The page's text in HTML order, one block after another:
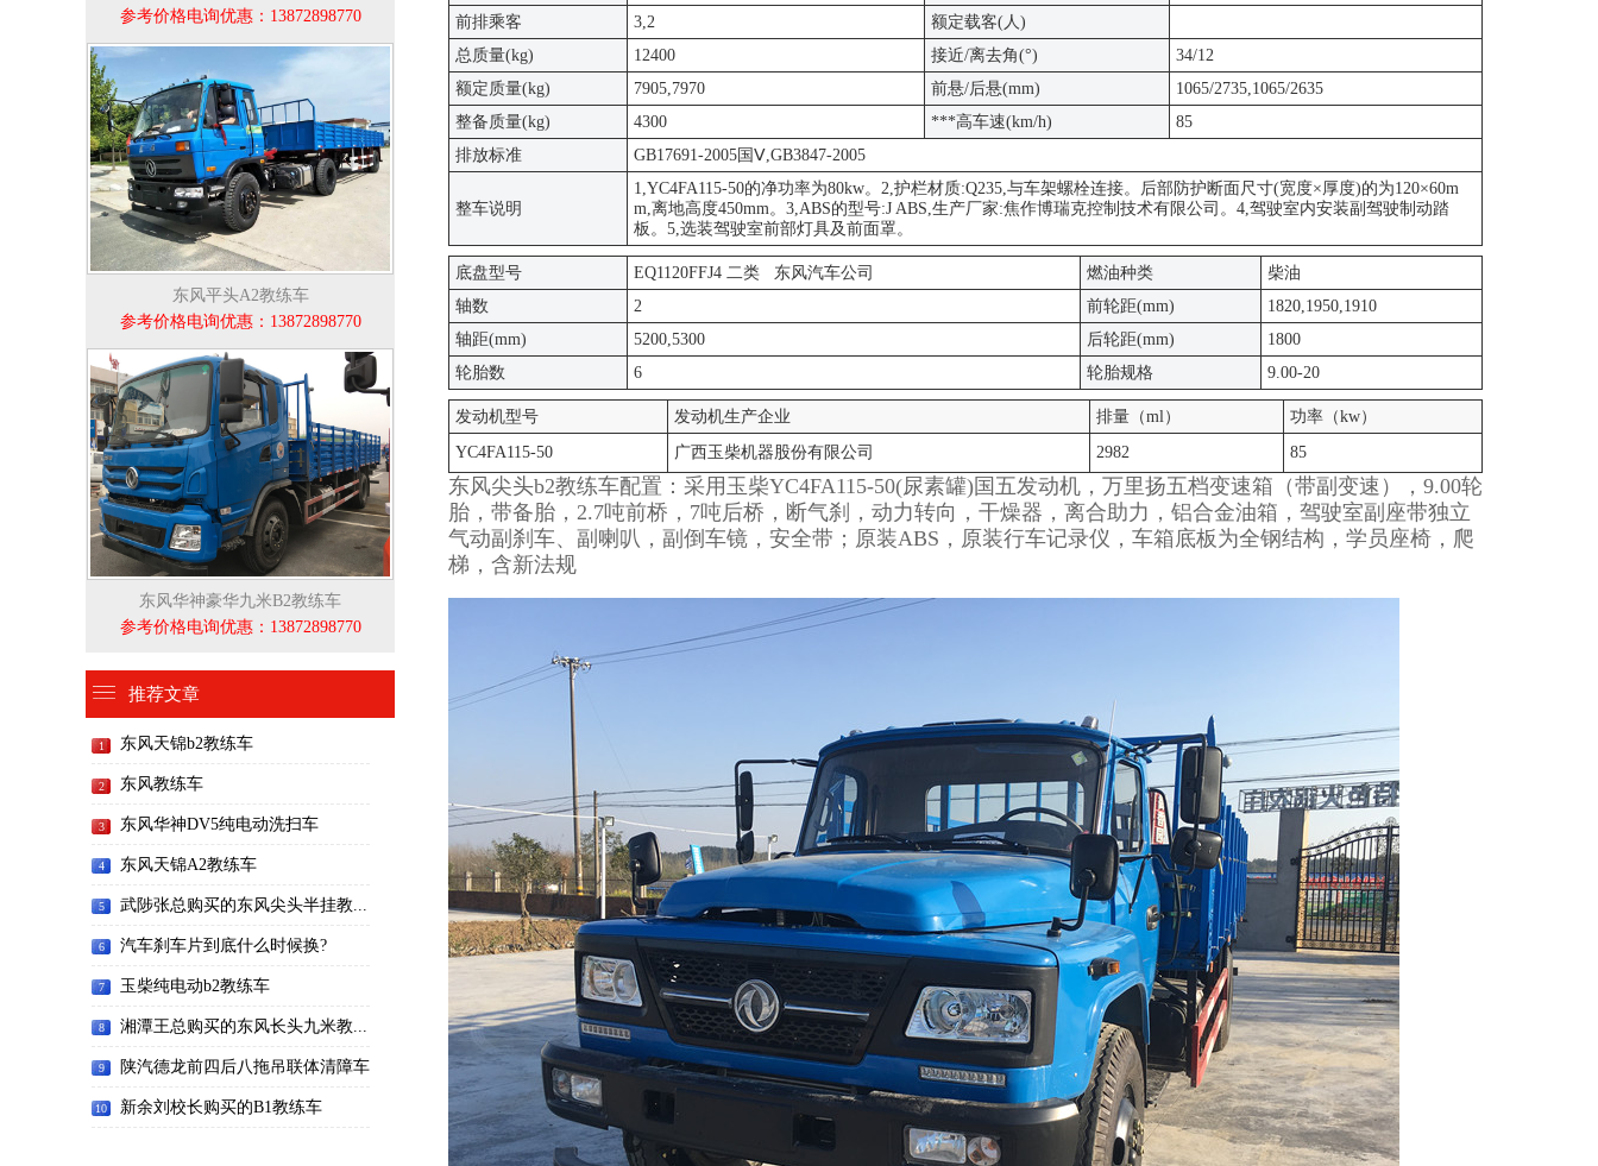
参考价格电询优惠：13872898770
东风平头A2教练车
参考价格电询优惠：13872898770
东风华神豪华九米B2教练车
参考价格电询优惠：13872898770
推荐文章
1 东风天锦b2教练车
2 东风教练车
3 东风华神DV5纯电动洗扫车
4 东风天锦A2教练车
5 武陟张总购买的东风尖头半挂教...
6 汽车刹车片到底什么时候换?
7 玉柴纯电动b2教练车
8 湘潭王总购买的东风长头九米教...
9 陕汽德龙前四后八拖吊联体清障车
10 新余刘校长购买的B1教练车
前排乘客
3,2
额定载客(人)
总质量(kg)
12400 接近/离去角(°)
34/12
额定质量(kg)
7905,7970 前悬/后悬(mm)
1065/2735,1065/2635
整备质量(kg)
4300 ***高车速(km/h)
85
排放标准
GB17691-2005国Ⅴ,GB3847-2005
整车说明
1,YC4FA115-50的净功率为80kw。2,护栏材质:Q235,与车架螺栓连接。后部防护断面尺寸(宽度×厚度)的为120×60m
m,离地高度450mm。3,ABS的型号:J ABS,生产厂家:焦作博瑞克控制技术有限公司。4,驾驶室内安装副驾驶制动踏
板。5,选装驾驶室前部灯具及前面罩。
底盘型号 EQ1120FFJ4 二类 东风汽车公司 燃油种类
柴油
轴数
2 前轮距(mm)
1820,1950,1910
轴距(mm)
5200,5300 后轮距(mm)
1800
轮胎数
6 轮胎规格 9.00-20
发动机型号 发动机生产企业 排量（ml）
功率（kw）
YC4FA115-50
广西玉柴机器股份有限公司 2982 85
东风尖头b2教练车配置：采用玉柴YC4FA115-50(尿素罐)国五发动机，万里扬五档变速箱（带副变速），9.00轮
胎，带备胎，2.7吨前桥，7吨后桥，断气刹，动力转向，干燥器，离合助力，铝合金油箱，驾驶室副座带独立
气动副刹车、副喇叭，副倒车镜，安全带；原装ABS，原装行车记录仪，车箱底板为全钢结构，学员座椅，爬
梯，含新法规